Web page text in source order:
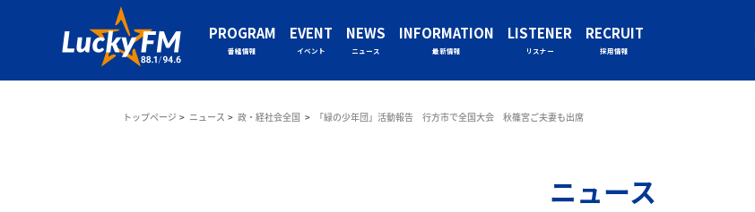
PROGRAM
番組情報
EVENT
イベント
NEWS
ニュース
INFORMATION
最新情報
LISTENER
リスナー
RECRUIT
採用情報
トップページ ニュース 政・経社会全国 「緑の少年団」活動報告 行方市で全国大会 秋篠宮ご夫妻も出席
ニュース